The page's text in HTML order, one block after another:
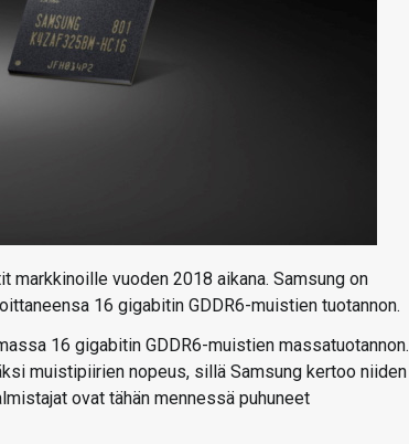
vuoden 2018 aikana. Samsung on
16 gigabitin GDDR6-muistien tuotannon.
16 gigabitin GDDR6-muistien massatuotannon.
muistipiirien nopeus, sillä Samsung kertoo niiden
ovat tähän mennessä puhuneet